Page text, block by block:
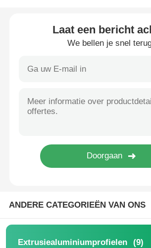
Laat een bericht
We bellen je snel
ANDERE CATEGORIEËN VAN ONS
Extrusiealuminiumprofielen (9)